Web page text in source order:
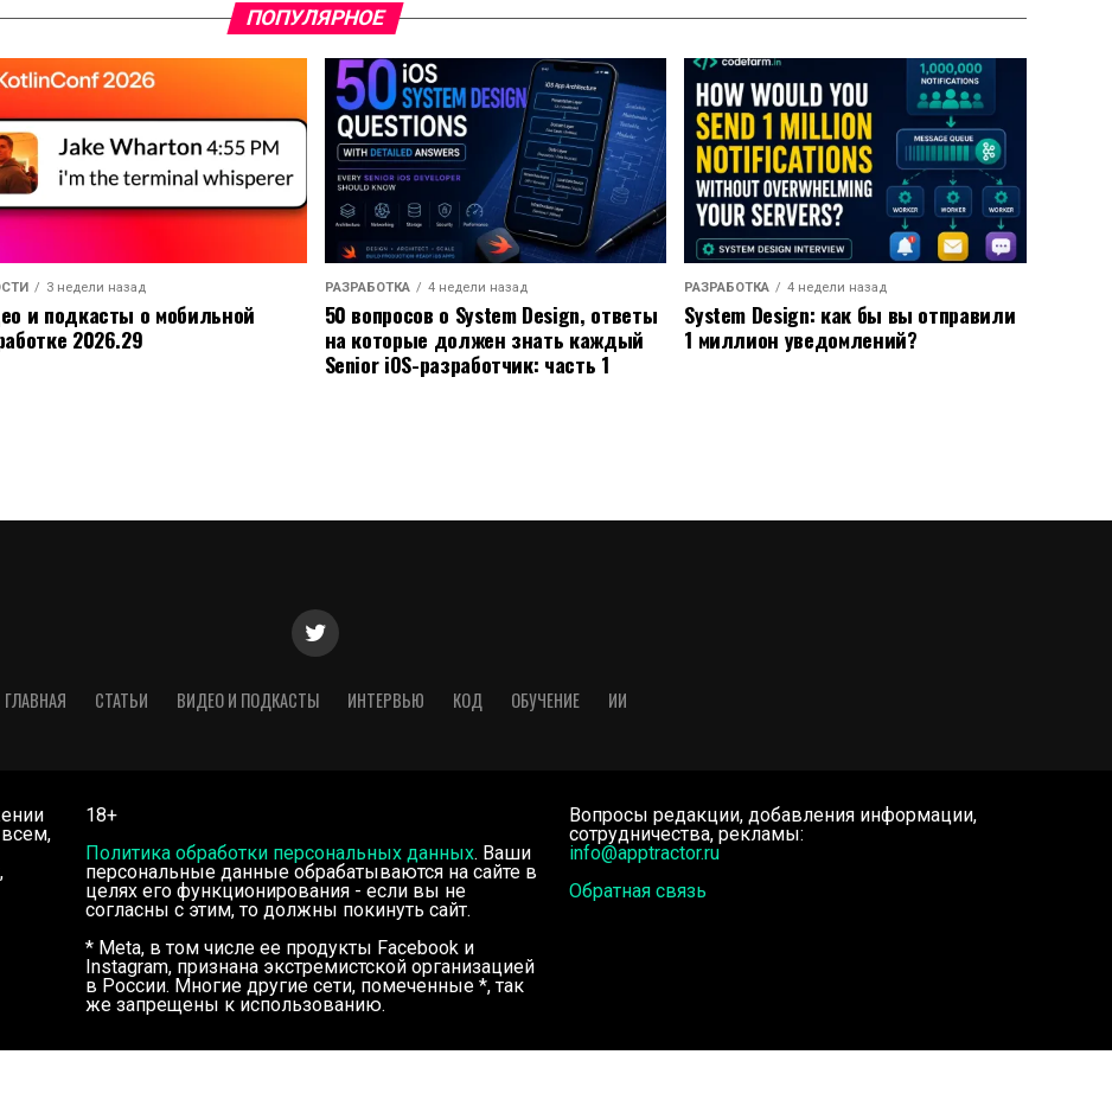
ПОПУЛЯРНОЕ
3 недели назад
и подкасты о мобильной
2026.29
РАЗРАБОТКА 4 недели назад
50 вопросов о System Design, ответы
на которые должен знать каждый
Senior iOS-разработчик: часть 1
РАЗРАБОТКА 4 недели назад
System Design: как бы вы отправили
1 миллион уведомлений?
ГЛАВНАЯ СТАТЬИ ВИДЕО И ПОДКАСТЫ ИНТЕРВЬЮ КОД ОБУЧЕНИЕ ИИ
18+
Политика обработки персональных данных. Ваши
персональные данные обрабатываются на сайте в
целях его функционирования - если вы не
согласны с этим, то должны покинуть сайт.
* Meta, в том числе ее продукты Facebook и
Instagram, признана экстремистской организацией
в России. Многие другие сети, помеченные *, так
же запрещены к использованию.
Вопросы редакции, добавления информации,
сотрудничества, рекламы:
info@apptractor.ru
Обратная связь